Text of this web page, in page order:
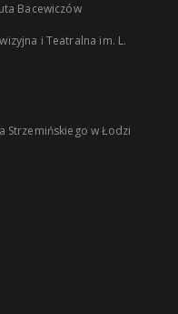
Bacewiczów
i Teatralna im. L.
Strzemińskiego w Łodzi